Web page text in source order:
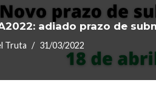
adiado prazo de
Truta 31/03/2022